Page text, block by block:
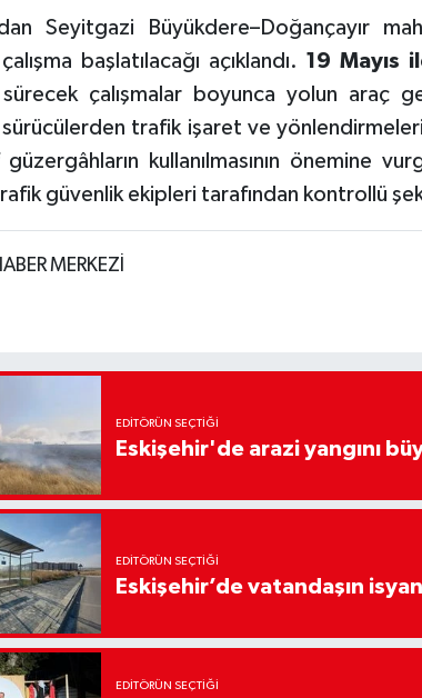
Seyitgazi Büyükdere–Doğançayır
başlatılacağı açıklandı. 19 Mayıs
sürecek çalışmalar boyunca yolun araç
sürücülerden trafik işaret ve
kullanılmasının önemine
trafik güvenlik ekipleri tarafından kontrollü
MERKEZİ
EDITÖRÜN SEÇTIĞI
Eskişehir'de arazi yangını
EDITÖRÜN SEÇTIĞI
Eskişehir’de vatandaşın
EDITÖRÜN SEÇTIĞI